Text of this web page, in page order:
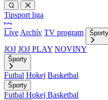
Tipsport liga
Live Archív TV program Športy
JOJ JOJ PLAY NOVINY
Športy
Futbal Hokej Basketbal
Športy
Futbal Hokej Basketbal